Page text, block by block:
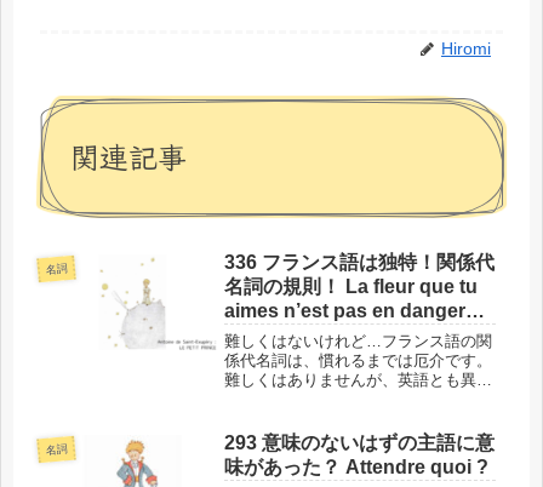
Hiromi
関連記事
名詞
336 フランス語は独特！関係代
名詞の規則！ La fleur que tu
aimes n’est pas en danger…
難しくはないけれど…フランス語の関
係代名詞は、慣れるまでは厄介です。
難しくはありませんが、英語とも異な
フレーズで、ぜひ身につけてくださ
い！このフレーズの場所と背景では、
単語...
名詞
293 意味のないはずの主語に意
味があった？ Attendre quoi ?